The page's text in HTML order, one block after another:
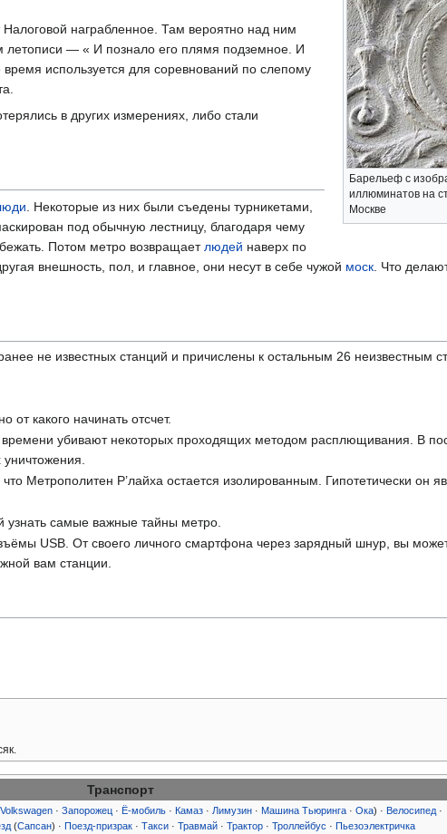
Барельеф с
иллюминатов на
Москве
награбленное. Там вероятно над ним
летописи — « И познало его плямя подземное. И
используется для соревнований по слепому
в других измерениях, либо стали
. Некоторые из них были съедены турникетами,
под обычную лестницу, благодаря чему
Потом метро возвращает людей наверх по
внешность, пол, и главное, они несут в себе чужой моск . Что
не известных станций и причислены к остальным 26 неизвестным
от какого начинать отсчет.
времени убивают некоторых проходящих методом расплющивания. В
Метрополитен Р’лайха остается изолированным. Гипотетически он
узнать самые важные тайны метро.
USB. От своего личного смартфона через зарядный шнур, вы
вам станции.
Транспорт
Volkswagen · Запорожец · Ё-мобиль · Камаз · Лимузин · Машина Тьюринга · Ока) · Велосипед ·
(Сапсан) · Поезд-призрак · Такси · Травмай · Трактор · Троллейбус · Пьезоэлектричка